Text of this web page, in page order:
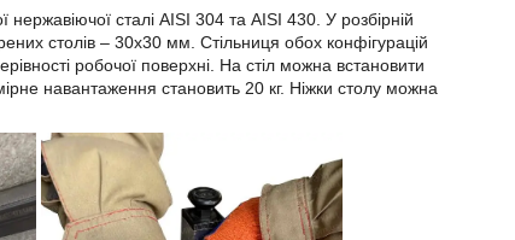
сталі AISI 304 та AISI 430. У розбірній
столів – 30х30 мм. Стільниця обох конфігурацій
робочої поверхні. На стіл можна встановити
навантаження становить 20 кг. Ніжки столу можна